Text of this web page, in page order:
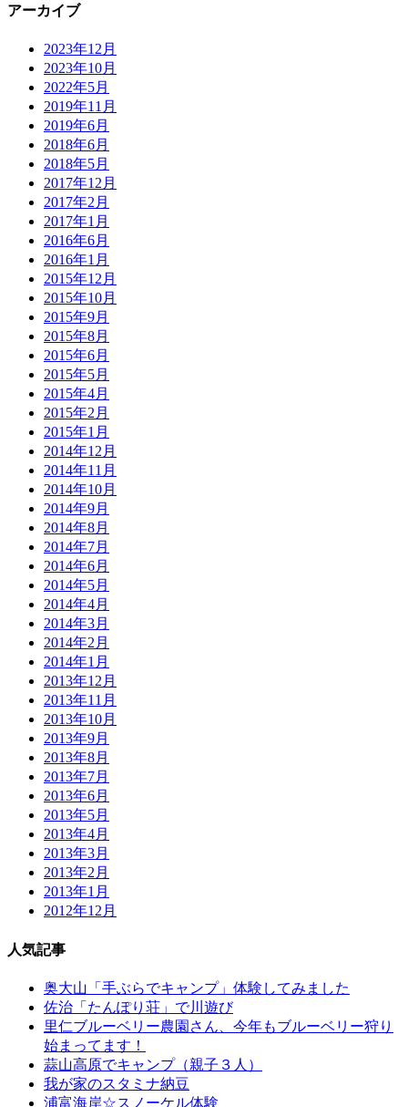
アーカイブ
2023年12月
2023年10月
2022年5月
2019年11月
2019年6月
2018年6月
2018年5月
2017年12月
2017年2月
2017年1月
2016年6月
2016年1月
2015年12月
2015年10月
2015年9月
2015年8月
2015年6月
2015年5月
2015年4月
2015年2月
2015年1月
2014年12月
2014年11月
2014年10月
2014年9月
2014年8月
2014年7月
2014年6月
2014年5月
2014年4月
2014年3月
2014年2月
2014年1月
2013年12月
2013年11月
2013年10月
2013年9月
2013年8月
2013年7月
2013年6月
2013年5月
2013年4月
2013年3月
2013年2月
2013年1月
2012年12月
人気記事
奥大山「手ぶらでキャンプ」体験してみました
佐治「たんぽり荘」で川遊び
里仁ブルーベリー農園さん、今年もブルーベリー狩り
始まってます！
蒜山高原でキャンプ（親子３人）
我が家のスタミナ納豆
浦富海岸☆スノーケル体験